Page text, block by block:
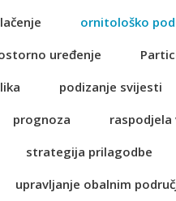
ornitološko
uređenje
podizanje svijesti
prognoza raspodjela
strategija prilagodbe
upravljanje obalnim